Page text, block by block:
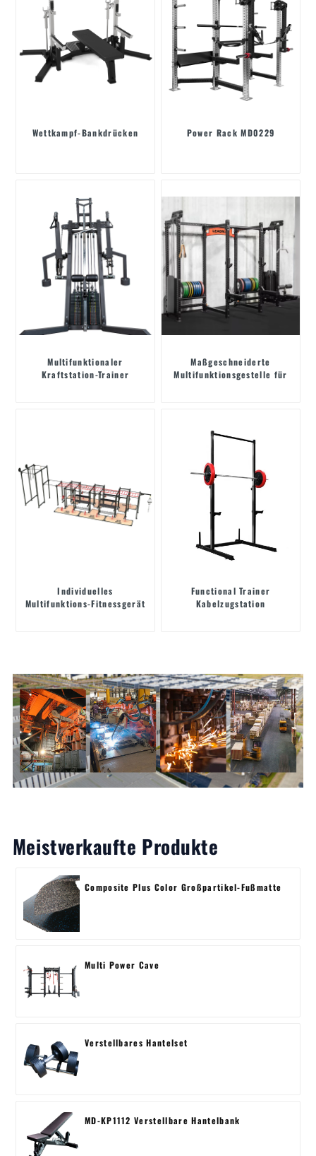
Wettkampf-Bankdrücken Power Rack MD0229
Multifunktionaler
Kraftstation-Trainer
Maßgeschneiderte
Multifunktionsgestelle für
Individuelles
Multifunktions-Fitnessgerät
Functional Trainer
Kabelzugstation
Meistverkaufte Produkte
Composite Plus Color Großpartikel-Fußmatte
Multi Power Cave
Verstellbares Hantelset
MD-KP1112 Verstellbare Hantelbank